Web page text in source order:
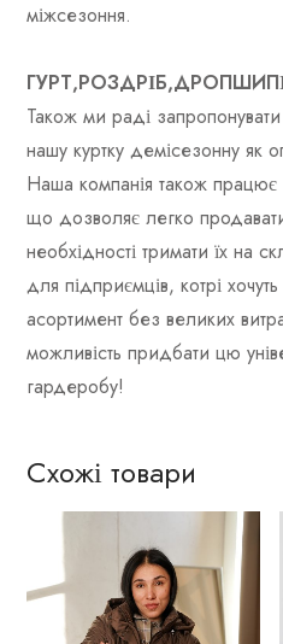
міжсезоння.
Також ми раді
нашу куртку демісезонну як
Наша компанія також
що дозволяє легко
необхідності тримати їх на
для підприємців, котрі
асортимент без великих
можливість придбати цю
гардеробу!
Схожі товари